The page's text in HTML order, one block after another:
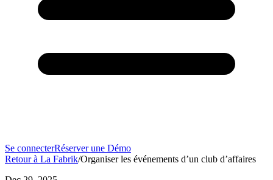
Se connecterRéserver une Démo
Retour à La Fabrik/Organiser les événements d’un club d’affaires